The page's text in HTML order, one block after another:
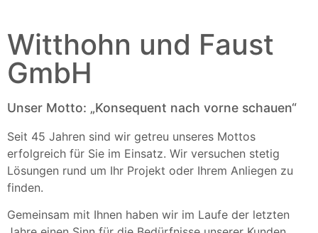
Witthohn und Faust
GmbH
Unser Motto: „Konsequent nach vorne schauen“
Seit 45 Jahren sind wir getreu unseres Mottos
erfolgreich für Sie im Einsatz. Wir versuchen stetig
Lösungen rund um Ihr Projekt oder Ihrem Anliegen zu
finden.
Gemeinsam mit Ihnen haben wir im Laufe der letzten